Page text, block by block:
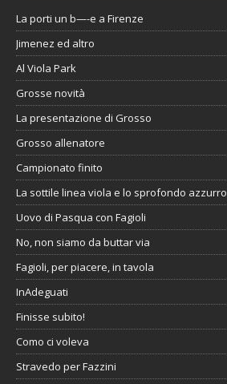
La porti un b—-e a Firenze
Jimenez ed altro
Al Viola Park
Grosse novità
La presentazione di Grosso
Grosso allenatore
Campionato finito
La sottile linea viola e lo sprofondo azzurro
Uovo di Pasqua con Fagioli
No, non siamo da buttar via
Fagioli, per piacere, in tavola
InAdeguati
Finisse subito!
Como ci voleva
Stravedo per Fazzini